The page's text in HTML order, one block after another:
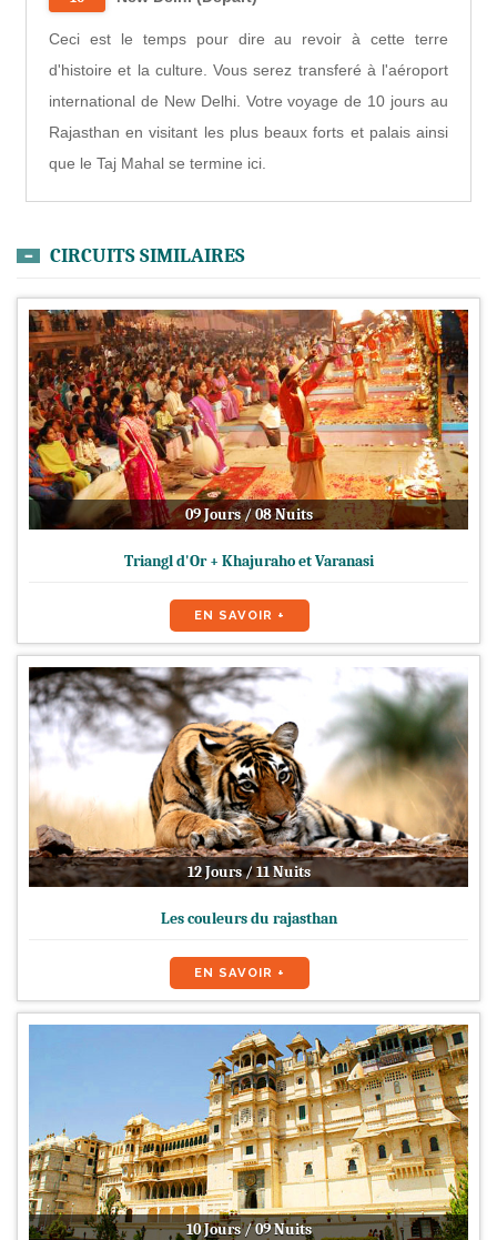
Ceci est le temps pour dire au revoir à cette terre
d'histoire et la culture. Vous serez transferé à l'aéroport
international de New Delhi. Votre voyage de 10 jours au
Rajasthan en visitant les plus beaux forts et palais ainsi
que le Taj Mahal se termine ici.
CIRCUITS SIMILAIRES
09 Jours / 08 Nuits
Triangl d'Or + Khajuraho et Varanasi
EN SAVOIR +
12 Jours / 11 Nuits
Les couleurs du rajasthan
EN SAVOIR +
10 Jours / 09 Nuits